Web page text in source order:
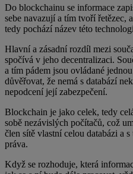
Do blockchainu se informace
sebe navazují a tím tvoří řetězec,
tedy pochází název této
Hlavní a zásadní rozdíl mezi
spočívá v jeho decentralizaci.
a tím pádem jsou ovládané
důvěřovat, že nemá s databází
nepodcení její zabezpečení.
Blockchain je jako celek, tedy
sobě nezávislých počítačů, což
člen sítě vlastní celou databázi a
práva.
Když se rozhoduje, která